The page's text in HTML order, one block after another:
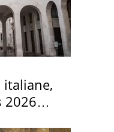
2026